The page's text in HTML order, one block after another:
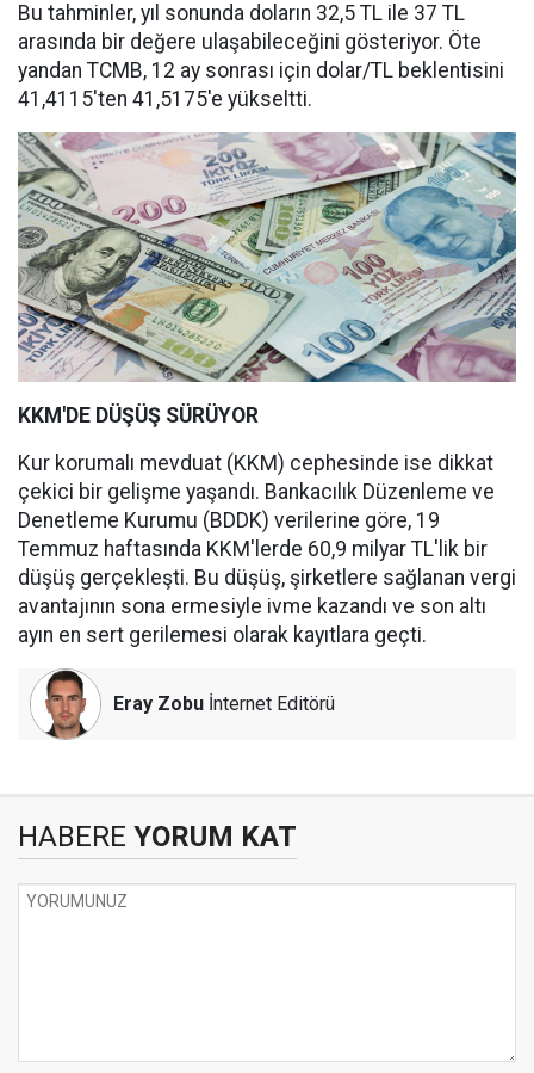
Bu tahminler, yıl sonunda doların 32,5 TL ile 37 TL
arasında bir değere ulaşabileceğini gösteriyor. Öte
yandan TCMB, 12 ay sonrası için dolar/TL beklentisini
41,4115'ten 41,5175'e yükseltti.
KKM'DE DÜŞÜŞ SÜRÜYOR
Kur korumalı mevduat (KKM) cephesinde ise dikkat
çekici bir gelişme yaşandı. Bankacılık Düzenleme ve
Denetleme Kurumu (BDDK) verilerine göre, 19
Temmuz haftasında KKM'lerde 60,9 milyar TL'lik bir
düşüş gerçekleşti. Bu düşüş, şirketlere sağlanan vergi
avantajının sona ermesiyle ivme kazandı ve son altı
ayın en sert gerilemesi olarak kayıtlara geçti.
Eray Zobu İnternet Editörü
HABERE YORUM KAT